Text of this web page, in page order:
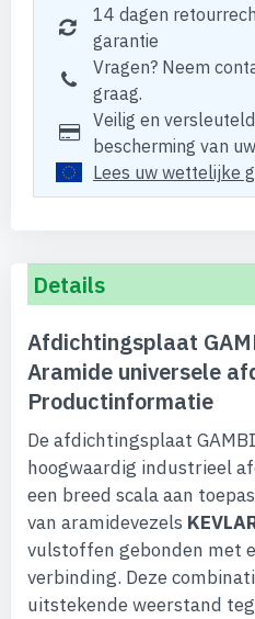
14 dagen
garantie
Vragen? Neem
graag.
Veilig en
bescherming van
Lees uw wettelijke
Details
Afdichtingsplaat
Aramide universele
Productinformatie
De afdichtingsplaat
hoogwaardig industrieel
een breed scala aan
van aramidevezels
vulstoffen gebonden met
verbinding. Deze
uitstekende weerstand